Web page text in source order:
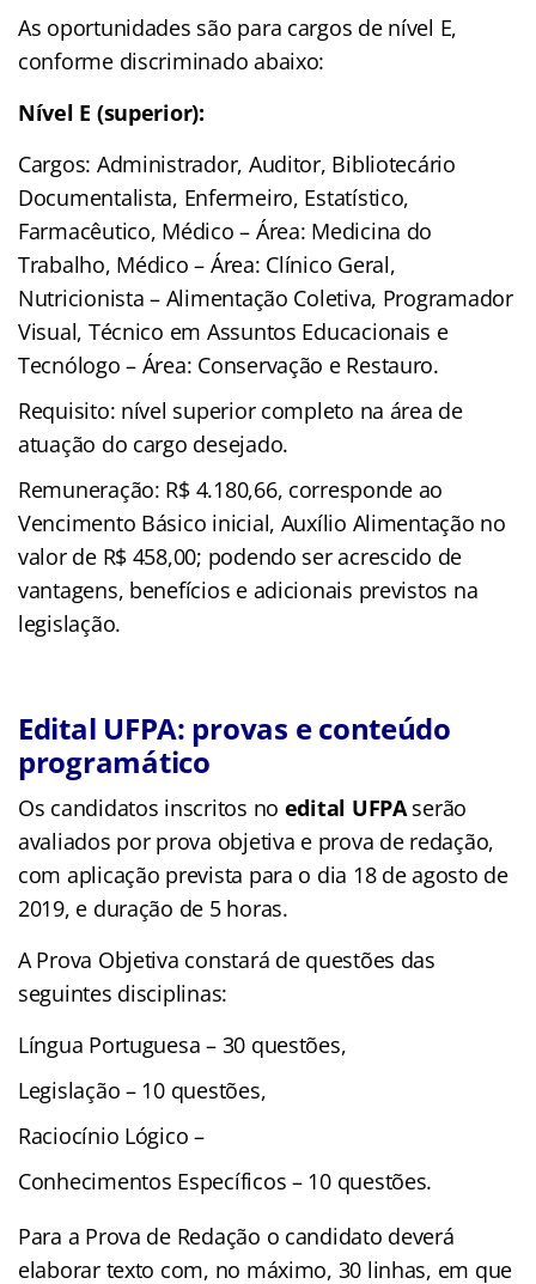
As oportunidades são para cargos de nível E,
conforme discriminado abaixo:
Nível E (superior):
Cargos: Administrador, Auditor, Bibliotecário
Documentalista, Enfermeiro, Estatístico,
Farmacêutico, Médico – Área: Medicina do
Trabalho, Médico – Área: Clínico Geral,
Nutricionista – Alimentação Coletiva, Programador
Visual, Técnico em Assuntos Educacionais e
Tecnólogo – Área: Conservação e Restauro.
Requisito: nível superior completo na área de
atuação do cargo desejado.
Remuneração: R$ 4.180,66, corresponde ao
Vencimento Básico inicial, Auxílio Alimentação no
valor de R$ 458,00; podendo ser acrescido de
vantagens, benefícios e adicionais previstos na
legislação.
Edital UFPA: provas e conteúdo
programático
Os candidatos inscritos no edital UFPAserão
avaliados por prova objetiva e prova de redação,
com aplicação prevista para o dia 18 de agosto de
2019, e duração de 5 horas.
A Prova Objetiva constará de questões das
seguintes disciplinas:
Língua Portuguesa – 30 questões,
Legislação – 10 questões,
Raciocínio Lógico –
Conhecimentos Específicos – 10 questões.
Para a Prova de Redação o candidato deverá
elaborar texto com, no máximo, 30 linhas, em que